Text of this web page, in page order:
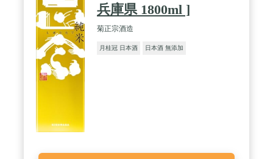
兵庫県 1800ml ]
菊正宗酒造
月桂冠 日本酒 日本酒 無添加